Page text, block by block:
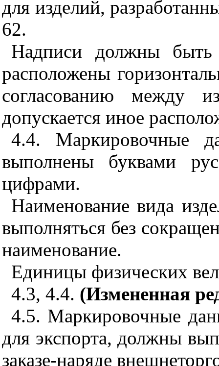
для изделий,
62.
Надписи должны
расположены
согласованию между
допускается иное
4.4. Маркировочные
выполнены буквами
цифрами.
Наименование вида
выполняться без
наименование.
Единицы физических
4.3, 4.4. (Измененная
4.5. Маркировочные
для экспорта, должны
заказе-наряде